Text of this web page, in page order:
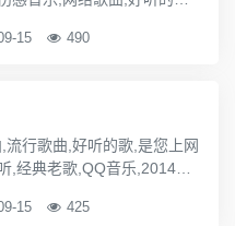
选网站。
15 490
行歌曲,好听的歌,是您上网
,经典老歌,QQ音乐,2014年
15 425